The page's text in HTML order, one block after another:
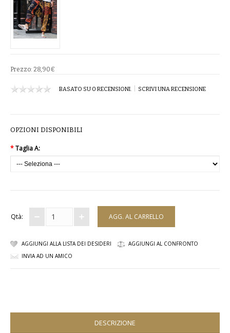
CARNEVALE
COSTUMI E COPRICOSTUMI
GIACCHE E CAPPOTTI
PIGIAMI
TOP
TUTE PANTALONI
ABBIGLIAMENTO SPORTIVO
Prezzo: 28,90€
BASATO SU 0 RECENSIONI. SCRIVI UNA RECENSIONE
OPZIONI DISPONIBILI
*Taglia A:
Qtà:
AGGIUNGI ALLA LISTA DEI DESIDERI
AGGIUNGI AL CONFRONTO
INVIA AD UN AMICO
DESCRIZIONE